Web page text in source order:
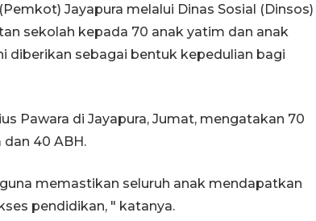
Jayapura melalui Dinas Sosial (Dinsos)
sekolah kepada 70 anak yatim dan anak
diberikan sebagai bentuk kepedulian bagi
Pawara di Jayapura, Jumat, mengatakan 70
40 ABH.
memastikan seluruh anak mendapatkan
pendidikan, " katanya.